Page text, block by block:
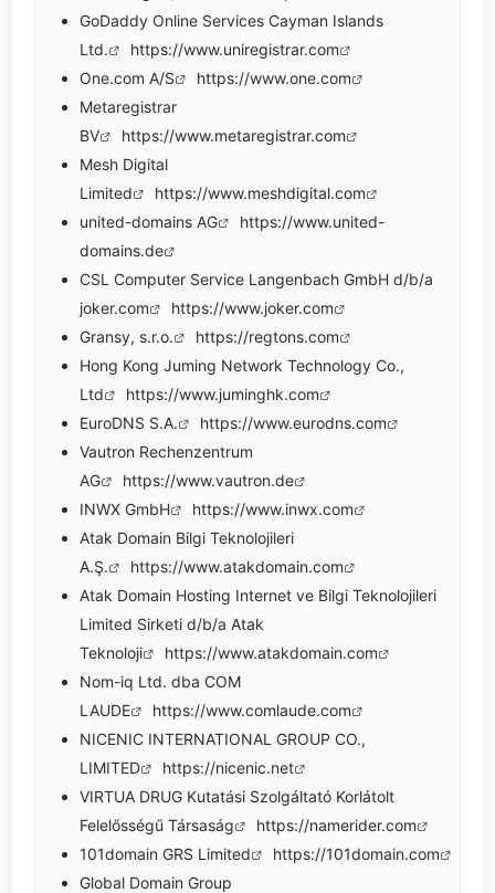
GoDaddy Online Services Cayman Islands
Ltd.
https://www.uniregistrar.com
One.com A/S
https://www.one.com
Metaregistrar
BV
https://www.metaregistrar.com
Mesh Digital
Limited
https://www.meshdigital.com
united-domains AG
https://www.united-
domains.de
CSL Computer Service Langenbach GmbH d/b/a
joker.com
https://www.joker.com
Gransy, s.r.o.
https://regtons.com
Hong Kong Juming Network Technology Co.,
Ltd
https://www.juminghk.com
EuroDNS S.A.
https://www.eurodns.com
Vautron Rechenzentrum
AG
https://www.vautron.de
INWX GmbH
https://www.inwx.com
Atak Domain Bilgi Teknolojileri
A.Ş.
https://www.atakdomain.com
Atak Domain Hosting Internet ve Bilgi Teknolojileri
Limited Sirketi d/b/a Atak
Teknoloji
https://www.atakdomain.com
Nom-iq Ltd. dba COM
LAUDE
https://www.comlaude.com
NICENIC INTERNATIONAL GROUP CO.,
LIMITED
https://nicenic.net
VIRTUA DRUG Kutatási Szolgáltató Korlátolt
Felelősségű Társaság
https://namerider.com
101domain GRS Limited
https://101domain.com
Global Domain Group